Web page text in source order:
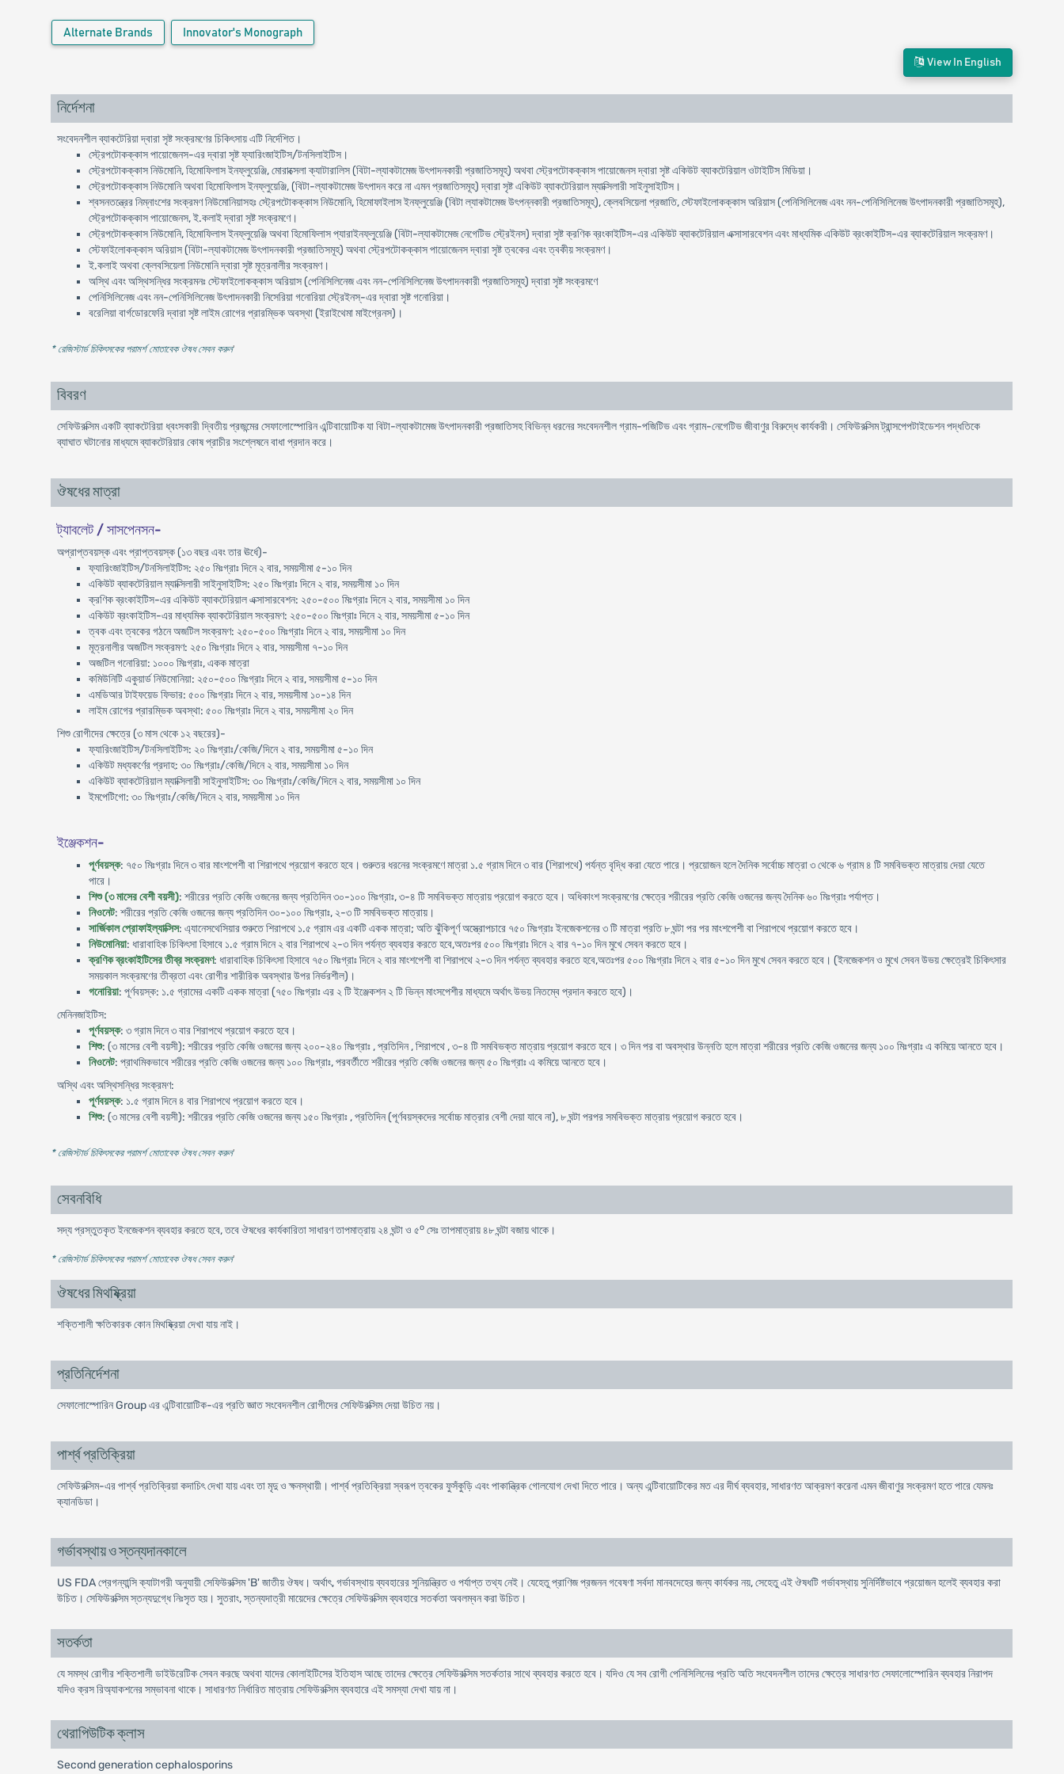
Alternate Brands Innovator's Monograph
View In English
নির্দেশনা
সংবেদনশীল ব্যাকটেরিয়া দ্বারা সৃষ্ট সংক্রমণের চিকিৎসায় এটি নির্দেশিত।
স্ট্রেপটোকক্কাস পায়োজেনস-এর দ্বারা সৃষ্ট ফ্যারিংজাইটিস/টনসিলাইটিস।
স্ট্রেপটোকক্কাস নিউমোনি, হিমোফিলাস ইনফ্লুয়েঞ্জি, মোরাক্সেলা ক্যাটারালিস (বিটা-ল্যাকটামেজ উৎপাদনকারী প্রজাতিসমূহ) অথবা স্ট্রেপটোকক্কাস পায়োজেনস দ্বারা সৃষ্ট একিউট ব্যাকটেরিয়াল ওটাইটিস মিডিয়া।
স্ট্রেপটোকক্কাস নিউমোনি অথবা হিমোফিলাস ইনফ্লুয়েঞ্জি, (বিটা-ল্যাকটামেজ উৎপাদন করে না এমন প্রজাতিসমূহ) দ্বারা সৃষ্ট একিউট ব্যাকটেরিয়াল ম্যাক্সিলারী সাইনুসাইটিস।
শ্বসনতন্ত্রের নিম্নাংশের সংক্রমণ নিউমোনিয়াসহঃ স্ট্রেপটোকক্কাস নিউমোনি, হিমোফাইলাস ইনফ্লুয়েঞ্জি (বিটা ল্যাকটামেজ উৎপন্নকারী প্রজাতিসমূহ), ক্লেবসিয়েলা প্রজাতি, স্টেফাইলোকক্কাস অরিয়াস (পেনিসিলিনেজ এবং নন-পেনিসিলিনেজ উৎপাদনকারী প্রজাতিসমূহ),
স্ট্রেপটোকক্কাস পায়োজেনস, ই.কলাই দ্বারা সৃষ্ট সংক্রমণে।
স্ট্রেপটোকক্কাস নিউমোনি, হিমোফিলাস ইনফ্লুয়েঞ্জি অথবা হিমোফিলাস প্যারাইনফ্লুয়েঞ্জি (বিটা-ল্যাকটামেজ নেগেটিভ স্ট্রেইনস) দ্বারা সৃষ্ট ক্রণিক ব্রংকাইটিস-এর একিউট ব্যাকটেরিয়াল এক্সাসারবেশন এবং মাধ্যমিক একিউট ব্রংকাইটিস-এর ব্যাকটেরিয়াল সংক্রমণ।
স্টেফাইলোকক্কাস অরিয়াস (বিটা-ল্যাকটামেজ উৎপাদনকারী প্রজাতিসমূহ) অথবা স্ট্রেপটোকক্কাস পায়োজেনস দ্বারা সৃষ্ট ত্বকের এবং ত্বকীয় সংক্রমণ।
ই.কলাই অথবা ক্লেবসিয়েলা নিউমোনি দ্বারা সৃষ্ট মূত্রনালীর সংক্রমণ।
অস্থি এবং অস্থিসন্ধির সংক্রমনঃ স্টেফাইলোকক্কাস অরিয়াস (পেনিসিলিনেজ এবং নন-পেনিসিলিনেজ উৎপাদনকারী প্রজাতিসমূহ) দ্বারা সৃষ্ট সংক্রমণে
পেনিসিলিনেজ এবং নন-পেনিসিলিনেজ উৎপাদনকারী নিসেরিয়া গনোরিয়া স্ট্রেইনস্-এর দ্বারা সৃষ্ট গনোরিয়া।
বরেলিয়া বার্গডোরফেরি দ্বারা সৃষ্ট লাইম রোগের প্রারম্ভিক অবস্থা (ইরাইথেমা মাইগ্রেনস)।
* রেজিস্টার্ড চিকিৎসকের পরামর্শ মোতাবেক ঔষধ সেবন করুন'
বিবরণ
সেফিউরক্সিম একটি ব্যাকটেরিয়া ধ্বংসকারী দ্বিতীয় প্রজন্মের সেফালোস্পোরিন এন্টিবায়োটিক যা বিটা-ল্যাকটামেজ উৎপাদনকারী প্রজাতিসহ বিভিন্ন ধরনের সংবেদনশীল গ্রাম-পজিটিভ এবং গ্রাম-নেগেটিভ জীবাণুর বিরুদ্ধে কার্যকরী। সেফিউরক্সিম ট্রান্সপেপটাইডেশন পদ্ধতিকে
ব্যাঘাত ঘটানোর মাধ্যমে ব্যাকটেরিয়ার কোষ প্রাচীর সংশ্লেষনে বাধা প্রদান করে।
ঔষধের মাত্রা
ট্যাবলেট / সাসপেনসন-
অপ্রাপ্তবয়স্ক এবং প্রাপ্তবয়স্ক (১৩ বছর এবং তার ঊর্ধে)-
ফ্যারিংজাইটিস/টনসিলাইটিস: ২৫০ মিঃগ্রাঃ দিনে ২ বার, সময়সীমা ৫-১০ দিন
একিউট ব্যাকটেরিয়াল ম্যাক্সিলারী সাইনুসাইটিস: ২৫০ মিঃগ্রাঃ দিনে ২ বার, সময়সীমা ১০ দিন
ক্রণিক ব্রংকাইটিস-এর একিউট ব্যাকটেরিয়াল এক্সাসারবেশন: ২৫০-৫০০ মিঃগ্রাঃ দিনে ২ বার, সময়সীমা ১০ দিন
একিউট ব্রংকাইটিস-এর মাধ্যমিক ব্যাকটেরিয়াল সংক্রমণ: ২৫০-৫০০ মিঃগ্রাঃ দিনে ২ বার, সময়সীমা ৫-১০ দিন
ত্বক এবং ত্বকের গঠনে অজটিল সংক্রমণ: ২৫০-৫০০ মিঃগ্রাঃ দিনে ২ বার, সময়সীমা ১০ দিন
মূত্রনালীর অজটিল সংক্রমণ: ২৫০ মিঃগ্রাঃ দিনে ২ বার, সময়সীমা ৭-১০ দিন
অজটিল গনোরিয়া: ১০০০ মিঃগ্রাঃ, একক মাত্রা
কমিউনিটি একুয়ার্ড নিউমোনিয়া: ২৫০-৫০০ মিঃগ্রাঃ দিনে ২ বার, সময়সীমা ৫-১০ দিন
এমডিআর টাইফয়েড ফিভার: ৫০০ মিঃগ্রাঃ দিনে ২ বার, সময়সীমা ১০-১৪ দিন
লাইম রোগের প্রারম্ভিক অবস্থা: ৫০০ মিঃগ্রাঃ দিনে ২ বার, সময়সীমা ২০ দিন
শিশু রোগীদের ক্ষেত্রে (৩ মাস থেকে ১২ বছরের)-
ফ্যারিংজাইটিস/টনসিলাইটিস: ২০ মিঃগ্রাঃ/কেজি/দিনে ২ বার, সময়সীমা ৫-১০ দিন
একিউট মধ্যকর্ণের প্রদাহ: ৩০ মিঃগ্রাঃ/কেজি/দিনে ২ বার, সময়সীমা ১০ দিন
একিউট ব্যাকটেরিয়াল ম্যাক্সিলারী সাইনুসাইটিস: ৩০ মিঃগ্রাঃ/কেজি/দিনে ২ বার, সময়সীমা ১০ দিন
ইমপেটিগো: ৩০ মিঃগ্রাঃ/কেজি/দিনে ২ বার, সময়সীমা ১০ দিন
ইঞ্জেকশন-
পূর্ণবয়স্ক: ৭৫০ মিঃগ্রাঃ দিনে ৩ বার মাংশপেশী বা শিরাপথে প্রয়োগ করতে হবে। গুরুতর ধরনের সংক্রমণে মাত্রা ১.৫ গ্রাম দিনে ৩ বার (শিরাপথে) পর্যন্ত বৃদ্ধি করা যেতে পারে। প্রয়োজন হলে দৈনিক সর্বোচ্চ মাত্রা ৩ থেকে ৬ গ্রাম ৪ টি সমবিভক্ত মাত্রায় দেয়া যেতে
পারে।
শিশু (৩ মাসের বেশী বয়সী): শরীরের প্রতি কেজি ওজনের জন্য প্রতিদিন ৩০-১০০ মিঃগ্রাঃ, ৩-৪ টি সমবিভক্ত মাত্রায় প্রয়োগ করতে হবে। অধিকাংশ সংক্রমণের ক্ষেত্রে শরীরের প্রতি কেজি ওজনের জন্য দৈনিক ৬০ মিঃগ্রাঃ পর্যাপ্ত।
নিওনেট: শরীরের প্রতি কেজি ওজনের জন্য প্রতিদিন ৩০-১০০ মিঃগ্রাঃ, ২-৩ টি সমবিভক্ত মাত্রায়।
সার্জিকাল প্রোফাইল্যাক্সিস: এ্যানেসথেসিয়ার শুরুতে শিরাপথে ১.৫ গ্রাম এর একটি একক মাত্রা; অতি ঝুঁকিপূর্ণ অস্ত্রোপচারে ৭৫০ মিঃগ্রাঃ ইনজেকশনের ৩ টি মাত্রা প্রতি ৮ ঘন্টা পর পর মাংশপেশী বা শিরাপথে প্রয়োগ করতে হবে।
নিউমোনিয়া: ধারাবাহিক চিকিৎসা হিসাবে ১.৫ গ্রাম দিনে ২ বার শিরাপথে ২-৩ দিন পর্যন্ত ব্যবহার করতে হবে,অতঃপর ৫০০ মিঃগ্রাঃ দিনে ২ বার ৭-১০ দিন মুখে সেবন করতে হবে।
ক্রণিক ব্রংকাইটিসের তীব্র সংক্রমণ: ধারাবাহিক চিকিৎসা হিসাবে ৭৫০ মিঃগ্রাঃ দিনে ২ বার মাংশপেশী বা শিরাপথে ২-৩ দিন পর্যন্ত ব্যবহার করতে হবে,অতঃপর ৫০০ মিঃগ্রাঃ দিনে ২ বার ৫-১০ দিন মুখে সেবন করতে হবে। (ইনজেকশন ও মুখে সেবন উভয় ক্ষেত্রেই চিকিৎসার
সময়কাল সংক্রমণের তীব্রতা এবং রোগীর শারীরিক অবস্থার উপর নির্ভরশীল)।
গনোরিয়া: পূর্ণবয়স্ক: ১.৫ গ্রামের একটি একক মাত্রা (৭৫০ মিঃগ্রাঃ এর ২ টি ইঞ্জেকশন ২ টি ভিন্ন মাংসপেশীর মাধ্যমে অর্থাৎ উভয় নিতম্বে প্রদান করতে হবে)।
মেনিনজাইটিস:
পূর্ণবয়স্ক: ৩ গ্রাম দিনে ৩ বার শিরাপথে প্রয়োগ করতে হবে।
শিশু: (৩ মাসের বেশী বয়সী): শরীরের প্রতি কেজি ওজনের জন্য ২০০-২৪০ মিঃগ্রাঃ , প্রতিদিন , শিরাপথে , ৩-৪ টি সমবিভক্ত মাত্রায় প্রয়োগ করতে হবে। ৩ দিন পর বা অবস্থার উন্নতি হলে মাত্রা শরীরের প্রতি কেজি ওজনের জন্য ১০০ মিঃগ্রাঃ এ কমিয়ে আনতে হবে।
নিওনেট: প্রাথমিকভাবে শরীরের প্রতি কেজি ওজনের জন্য ১০০ মিঃগ্রাঃ, পরবর্তীতে শরীরের প্রতি কেজি ওজনের জন্য ৫০ মিঃগ্রাঃ এ কমিয়ে আনতে হবে।
অস্থি এবং অস্থিসন্ধির সংক্রমণ:
পূর্ণবয়স্ক: ১.৫ গ্রাম দিনে ৪ বার শিরাপথে প্রয়োগ করতে হবে।
শিশু: (৩ মাসের বেশী বয়সী): শরীরের প্রতি কেজি ওজনের জন্য ১৫০ মিঃগ্রাঃ , প্রতিদিন (পূর্ণবয়স্কদের সর্বোচ্চ মাত্রার বেশী দেয়া যাবে না), ৮ ঘন্টা পরপর সমবিভক্ত মাত্রায় প্রয়োগ করতে হবে।
* রেজিস্টার্ড চিকিৎসকের পরামর্শ মোতাবেক ঔষধ সেবন করুন'
সেবনবিধি
সদ্য প্রস্তুতকৃত ইনজেকশন ব্যবহার করতে হবে, তবে ঔষধের কার্যকারিতা সাধারণ তাপমাত্রায় ২৪ ঘন্টা ও ৫oসেঃ তাপমাত্রায় ৪৮ ঘন্টা বজায় থাকে।
* রেজিস্টার্ড চিকিৎসকের পরামর্শ মোতাবেক ঔষধ সেবন করুন'
ঔষধের মিথষ্ক্রিয়া
শক্তিশালী ক্ষতিকারক কোন মিথষ্ক্রিয়া দেখা যায় নাই।
প্রতিনির্দেশনা
সেফালোস্পোরিন Group এর এন্টিবায়োটিক-এর প্রতি জ্ঞাত সংবেদনশীল রোগীদের সেফিউরক্সিম দেয়া উচিত নয়।
পার্শ্ব প্রতিক্রিয়া
সেফিউরক্সিম-এর পার্শ্ব প্রতিক্রিয়া কদাচিৎ দেখা যায় এবং তা মৃদু ও ক্ষনস্থায়ী। পার্শ্ব প্রতিক্রিয়া স্বরূপ ত্বকের ফুসঁকুড়ি এবং পাকান্ত্রিক গোলযোগ দেখা দিতে পারে। অন্য এন্টিবায়োটিকের মত এর দীর্ঘ ব্যবহার, সাধারণত আক্রমণ করেনা এমন জীবাণুর সংক্রমণ হতে পারে যেমনঃ
ক্যানডিডা।
গর্ভাবস্থায় ও স্তন্যদানকালে
US FDA প্রেগন্যান্সি ক্যাটাগরী অনুযায়ী সেফিউরক্সিম 'B' জাতীয় ঔষধ। অর্থাৎ, গর্ভাবস্থায় ব্যবহারের সুনিয়ন্ত্রিত ও পর্যাপ্ত তথ্য নেই। যেহেতু প্রাণিজ প্রজনন গবেষণা সর্বদা মানবদেহের জন্য কার্যকর নয়, সেহেতু এই ঔষধটি গর্ভাবস্থায় সুনির্দিষ্টভাবে প্রয়োজন হলেই ব্যবহার করা
উচিত। সেফিউরক্সিম স্তন্যদুগ্ধে নিঃসৃত হয়। সুতরাং, স্তন্যদাত্রী মায়েদের ক্ষেত্রে সেফিউরক্সিম ব্যবহারে সতর্কতা অবলম্বন করা উচিত।
সতর্কতা
যে সমস্থ রোগীর শক্তিশালী ডাইউরেটিক সেবন করছে অথবা যাদের কোলাইটিসের ইতিহাস আছে তাদের ক্ষেত্রে সেফিউরক্সিম সতর্কতার সাথে ব্যবহার করতে হবে। যদিও যে সব রোগী পেনিসিলিনের প্রতি অতি সংবেদনশীল তাদের ক্ষেত্রে সাধারণত সেফালোস্পোরিন ব্যবহার নিরাপদ
যদিও ক্রস রিঅ্যাকশনের সম্ভাবনা থাকে। সাধারণত নির্ধারিত মাত্রায় সেফিউরক্সিম ব্যবহারে এই সমস্যা দেখা যায় না।
থেরাপিউটিক ক্লাস
Second generation cephalosporins